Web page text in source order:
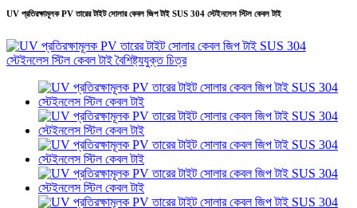
UV প্রতিরক্ষামূলক PV তারের টাইট সোলার কেবল জিপ টাই SUS 304 স্টেইনলেস স্টিল কেবল টাই